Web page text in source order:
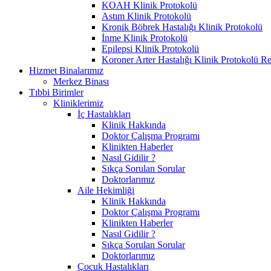
KOAH Klinik Protokolü
Astım Klinik Protokolü
Kronik Böbrek Hastalığı Klinik Protokolü
İnme Klinik Protokolü
Epilepsi Klinik Protokolü
Koroner Arter Hastalığı Klinik Protokolü
Hizmet Binalarımız
Merkez Binası
Tıbbi Birimler
Kliniklerimiz
İç Hastalıkları
Klinik Hakkında
Doktor Çalışma Programı
Klinikten Haberler
Nasıl Gidilir ?
Sıkça Sorulan Sorular
Doktorlarımız
Aile Hekimliği
Klinik Hakkında
Doktor Çalışma Programı
Klinikten Haberler
Nasıl Gidilir ?
Sıkça Sorulan Sorular
Doktorlarımız
Çocuk Hastalıkları